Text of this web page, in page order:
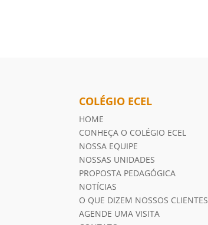
COLÉGIO ECEL
HOME
CONHEÇA O COLÉGIO ECEL
NOSSA EQUIPE
NOSSAS UNIDADES
PROPOSTA PEDAGÓGICA
NOTÍCIAS
O QUE DIZEM NOSSOS CLIENTES
AGENDE UMA VISITA